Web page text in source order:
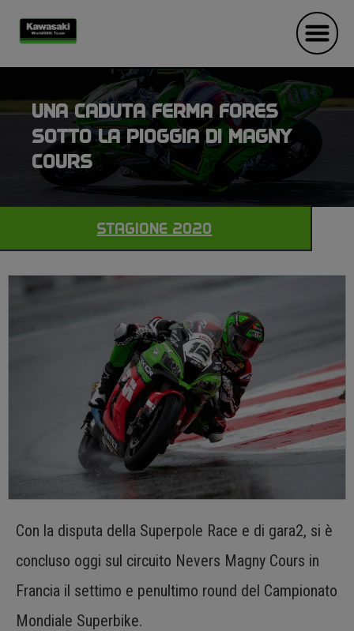
UNA CADUTA FERMA FORES
SOTTO LA PIOGGIA DI MAGNY
COURS
STAGIONE 2020
Con la disputa della Superpole Race e di gara2, si è
concluso oggi sul circuito Nevers Magny Cours in
Francia il settimo e penultimo round del Campionato
Mondiale Superbike.